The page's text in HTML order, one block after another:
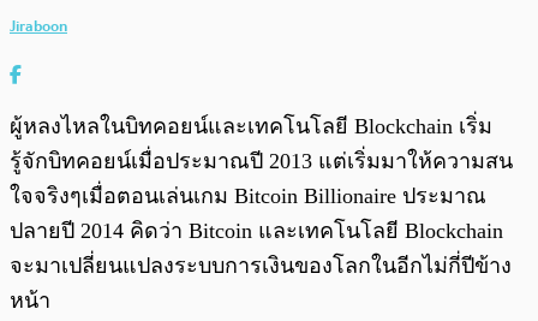
Jiraboon
ผู้หลงไหลในบิทคอยน์และเทคโนโลยี Blockchain เริ่ม
รู้จักบิทคอยน์เมื่อประมาณปี 2013 แต่เริ่มมาให้ความสน
ใจจริงๆเมื่อตอนเล่นเกม Bitcoin Billionaire ประมาณ
ปลายปี 2014 คิดว่า Bitcoin และเทคโนโลยี Blockchain
จะมาเปลี่ยนแปลงระบบการเงินของโลกในอีกไม่กี่ปีข้าง
หน้า